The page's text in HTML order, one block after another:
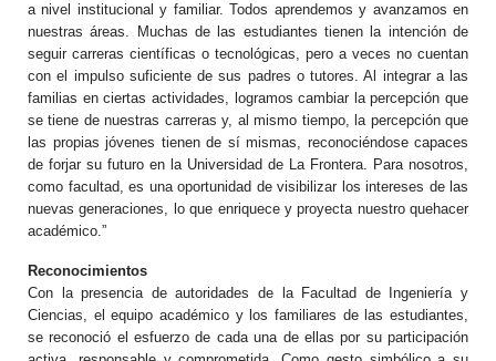
a nivel institucional y familiar. Todos aprendemos y avanzamos en
nuestras áreas. Muchas de las estudiantes tienen la intención de
seguir carreras científicas o tecnológicas, pero a veces no cuentan
con el impulso suficiente de sus padres o tutores. Al integrar a las
familias en ciertas actividades, logramos cambiar la percepción que
se tiene de nuestras carreras y, al mismo tiempo, la percepción que
las propias jóvenes tienen de sí mismas, reconociéndose capaces
de forjar su futuro en la Universidad de La Frontera. Para nosotros,
como facultad, es una oportunidad de visibilizar los intereses de las
nuevas generaciones, lo que enriquece y proyecta nuestro quehacer
académico.”
Reconocimientos
Con la presencia de autoridades de la Facultad de Ingeniería y
Ciencias, el equipo académico y los familiares de las estudiantes,
se reconoció el esfuerzo de cada una de ellas por su participación